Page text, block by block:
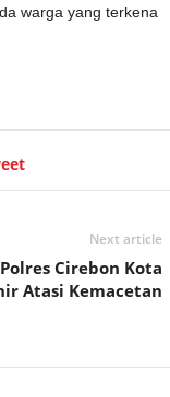
warga yang terkena
Next article
Cirebon Kota
Atasi Kemacetan